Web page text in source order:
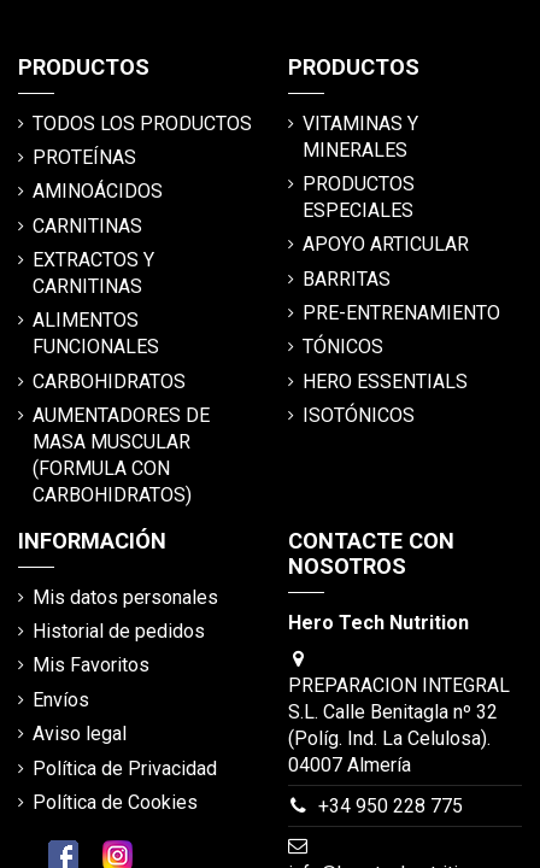
PRODUCTOS
TODOS LOS PRODUCTOS
PROTEÍNAS
AMINOÁCIDOS
CARNITINAS
EXTRACTOS Y
CARNITINAS
ALIMENTOS
FUNCIONALES
CARBOHIDRATOS
AUMENTADORES DE
MASA MUSCULAR
(FORMULA CON
CARBOHIDRATOS)
PRODUCTOS
VITAMINAS Y
MINERALES
PRODUCTOS
ESPECIALES
APOYO ARTICULAR
BARRITAS
PRE-ENTRENAMIENTO
TÓNICOS
HERO ESSENTIALS
ISOTÓNICOS
INFORMACIÓN
Mis datos personales
Historial de pedidos
Mis Favoritos
Envíos
Aviso legal
Política de Privacidad
Política de Cookies
CONTACTE CON
NOSOTROS
Hero Tech Nutrition
PREPARACION INTEGRAL
S.L. Calle Benitagla nº 32
(Políg. Ind. La Celulosa).
04007 Almería
+34 950 228 775